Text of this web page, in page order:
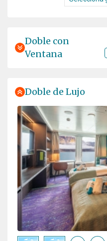
Doble con
Ventana
Doble de Lujo